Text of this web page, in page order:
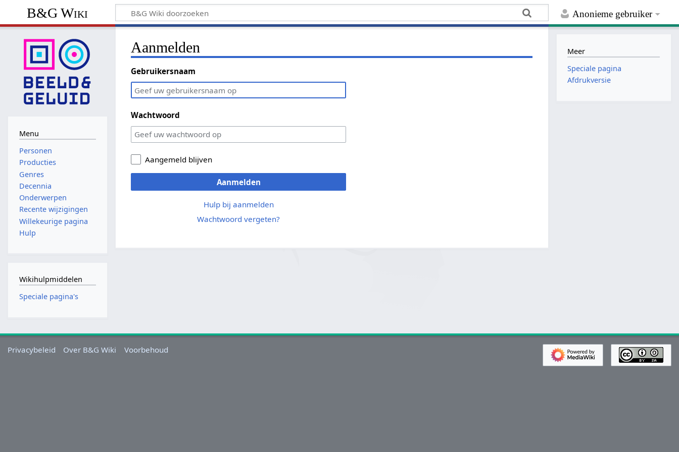
Anonieme gebruiker
B&G Wiki
Aanmelden
Gebruikersnaam
Wachtwoord
Aangemeld blijven
Aanmelden
Hulp bij aanmelden
Wachtwoord vergeten?
Menu
Personen
Producties
Genres
Decennia
Onderwerpen
Recente wijzigingen
Willekeurige pagina
Hulp
Wikihulpmiddelen
Speciale pagina's
Meer
Speciale pagina
Afdrukversie
Privacybeleid Over B&G Wiki Voorbehoud